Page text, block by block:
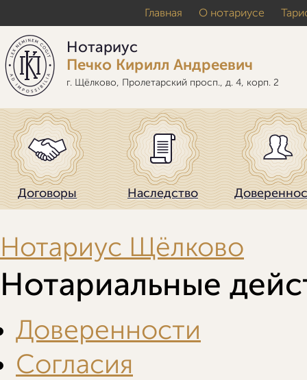
Перейти к основному содержанию
Главная О нотариусе
Нотариус
Печко Кирилл Андреевич
г. Щёлково, Пролетарский просп., д. 4, корп. 2
Договоры Наследство
Вы здесь
Нотариус Щёлково
Нотариальные
Доверенности
Согласия